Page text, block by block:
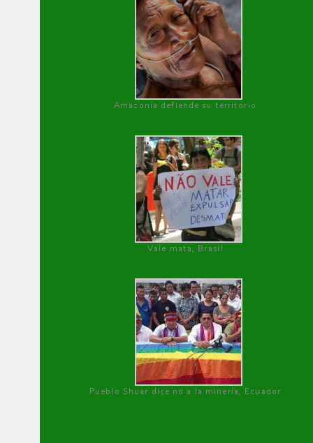
Amazonía defiende su territorio
Vale mata, Brasil
Pueblo Shuar dice no a la minería, Ecuador